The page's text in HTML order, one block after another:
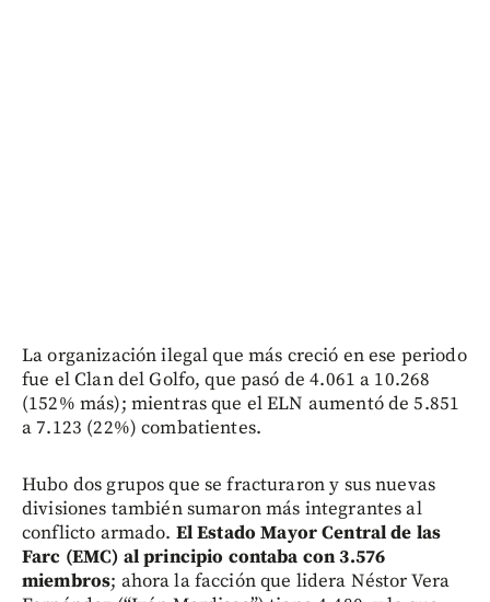
La organización ilegal que más creció en ese periodo
fue el Clan del Golfo, que pasó de 4.061 a 10.268
(152% más); mientras que el ELN aumentó de 5.851
a 7.123 (22%) combatientes.
Hubo dos grupos que se fracturaron y sus nuevas
divisiones también sumaron más integrantes al
conflicto armado. El Estado Mayor Central de las
Farc (EMC) al principio contaba con 3.576
miembros; ahora la facción que lidera Néstor Vera